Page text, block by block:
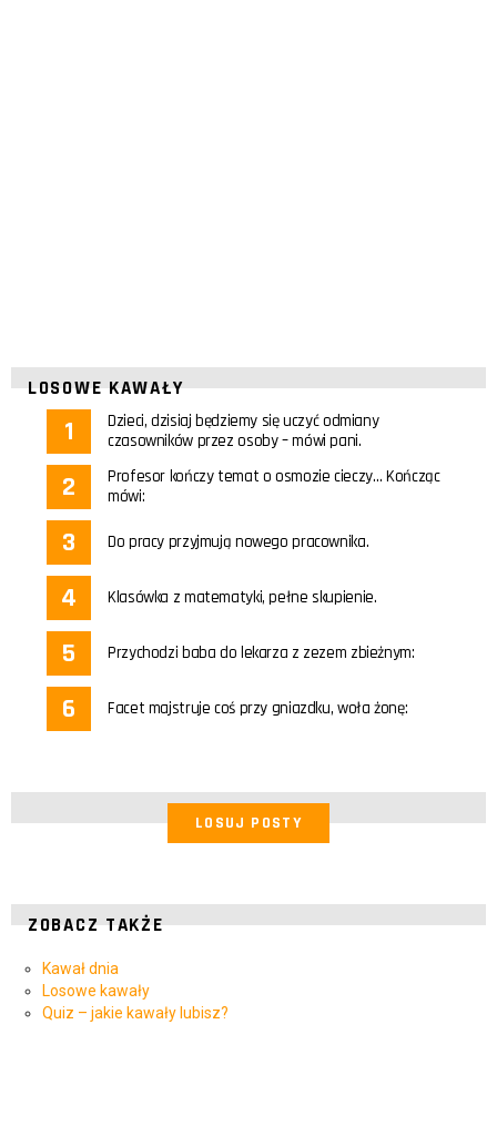
LOSOWE KAWAŁY
Dzieci, dzisiaj będziemy się uczyć odmiany
czasowników przez osoby – mówi pani.
Profesor kończy temat o osmozie cieczy… Kończąc
mówi:
Do pracy przyjmują nowego pracownika.
Klasówka z matematyki, pełne skupienie.
Przychodzi baba do lekarza z zezem zbieżnym:
Facet majstruje coś przy gniazdku, woła żonę:
LOSUJ POSTY
ZOBACZ TAKŻE
Kawał dnia
Losowe kawały
Quiz – jakie kawały lubisz?